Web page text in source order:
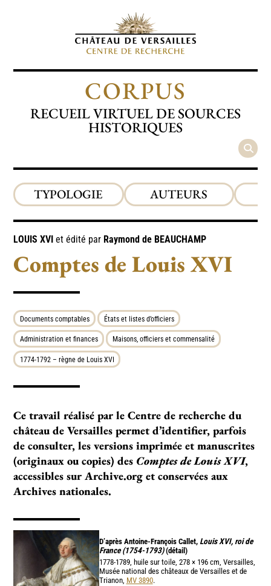
CORPUS
RECUEIL VIRTUEL DE SOURCES
HISTORIQUES
TYPOLOGIE AUTEURS
LOUIS XVI et édité par Raymond de BEAUCHAMP
Comptes de Louis XVI
Documents comptables États et listes d’officiers
Administration et finances Maisons, officiers et commensalité
1774-1792 – règne de Louis XVI
Ce travail réalisé par le Centre de recherche du
château de Versailles permet d’identifier, parfois
de consulter, les versions imprimée et manuscrites
(originaux ou copies) des Comptes de Louis XVI,
accessibles sur Archive.org et conservées aux
Archives nationales.
D’après Antoine-François Callet, Louis XVI, roi de
France (1754-1793)(détail)
1778-1789, huile sur toile, 278 × 196 cm, Versailles,
Musée national des châteaux de Versailles et de
Trianon, MV 3890.